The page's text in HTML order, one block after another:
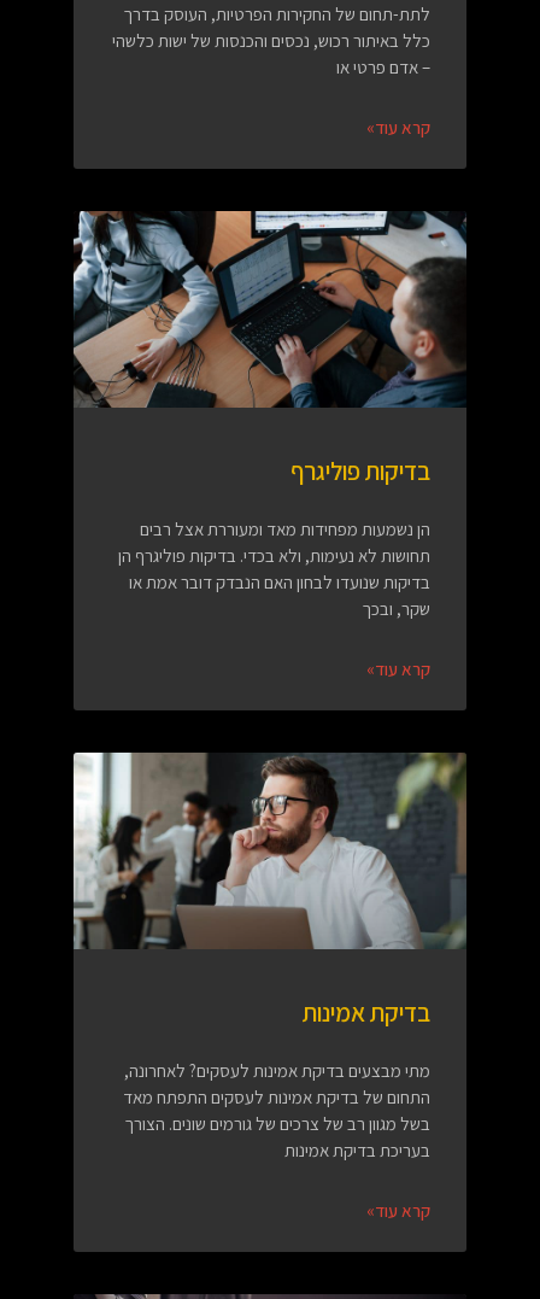
לתת-תחום של החקירות הפרטיות, העוסק בדרך
כלל באיתור רכוש, נכסים והכנסות של ישות כלשהי
– אדם פרטי או
קרא עוד»
בדיקות פוליגרף
הן נשמעות מפחידות מאד ומעוררת אצל רבים
תחושות לא נעימות, ולא בכדי. בדיקות פוליגרף הן
בדיקות שנועדו לבחון האם הנבדק דובר אמת או
שקר, ובכך
קרא עוד»
בדיקת אמינות
מתי מבצעים בדיקת אמינות לעסקים? לאחרונה,
התחום של בדיקת אמינות לעסקים התפתח מאד
בשל מגוון רב של צרכים של גורמים שונים. הצורך
בעריכת בדיקת אמינות
קרא עוד»